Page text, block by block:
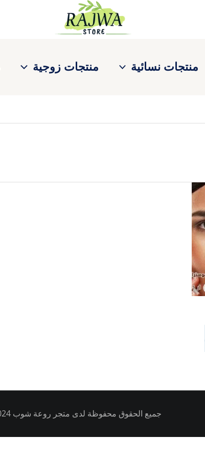
منتجات نسائية منتجات زوجية
جميع الحقوق محفوظة لدى متجر روعة شوب 2024